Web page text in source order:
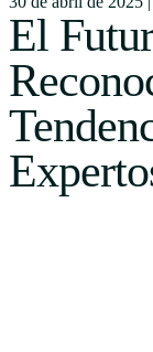
Español
El